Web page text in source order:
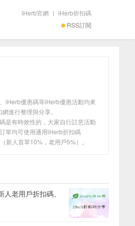
RSS訂閱
iHerb官網 | iHerb折扣碼
iHerb優惠碼等iHerb優惠活動均來
進行整理與分享。
是有時效性的，大家自行註意活動
單均可使用通用iHerb折扣碼
新人首單10%，老用戶5%）。
老用戶折扣碼、